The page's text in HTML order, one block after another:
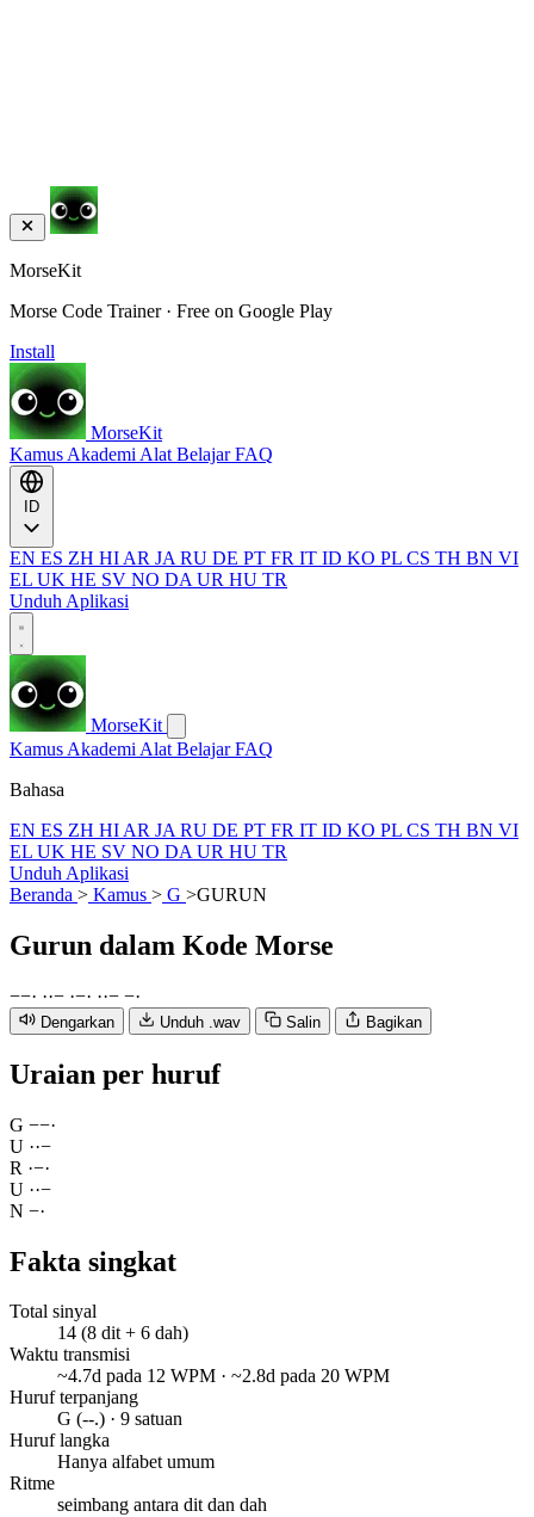
MorseKit
Morse Code Trainer · Free on Google Play
Install
MorseKit
Kamus Akademi Alat BelajarFAQ
EN ES ZH HI AR JA RU DE PT FR IT ID KO PL CS TH BN VI
EL UK HE SV NO DA UR HU TR
Unduh Aplikasi
MorseKit
Kamus Akademi Alat BelajarFAQ
Bahasa
EN ES ZH HI AR JA RU DE PT FR IT ID KO PL CS TH BN VI
EL UK HE SV NO DA UR HU TR
Unduh Aplikasi
Beranda > Kamus > G >GURUN
Gurun dalam Kode Morse
−−· ··− ·−· ··− −·
Dengarkan Unduh .wav Salin Bagikan
Uraian per huruf
G −−·
U ··−
R ·−·
U ··−
N −·
Fakta singkat
Total sinyal
14 (8 dit + 6 dah)
Waktu transmisi
~4.7d pada 12 WPM · ~2.8d pada 20 WPM
Huruf terpanjang
G (--.) · 9 satuan
Huruf langka
Hanya alfabet umum
Ritme
seimbang antara dit dan dah